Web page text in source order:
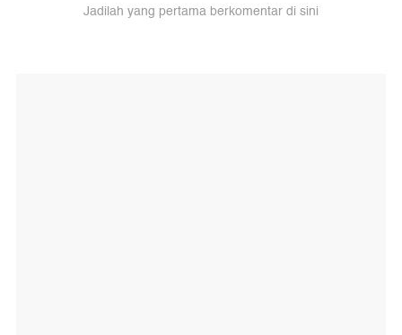
Jadilah yang pertama berkomentar di sini